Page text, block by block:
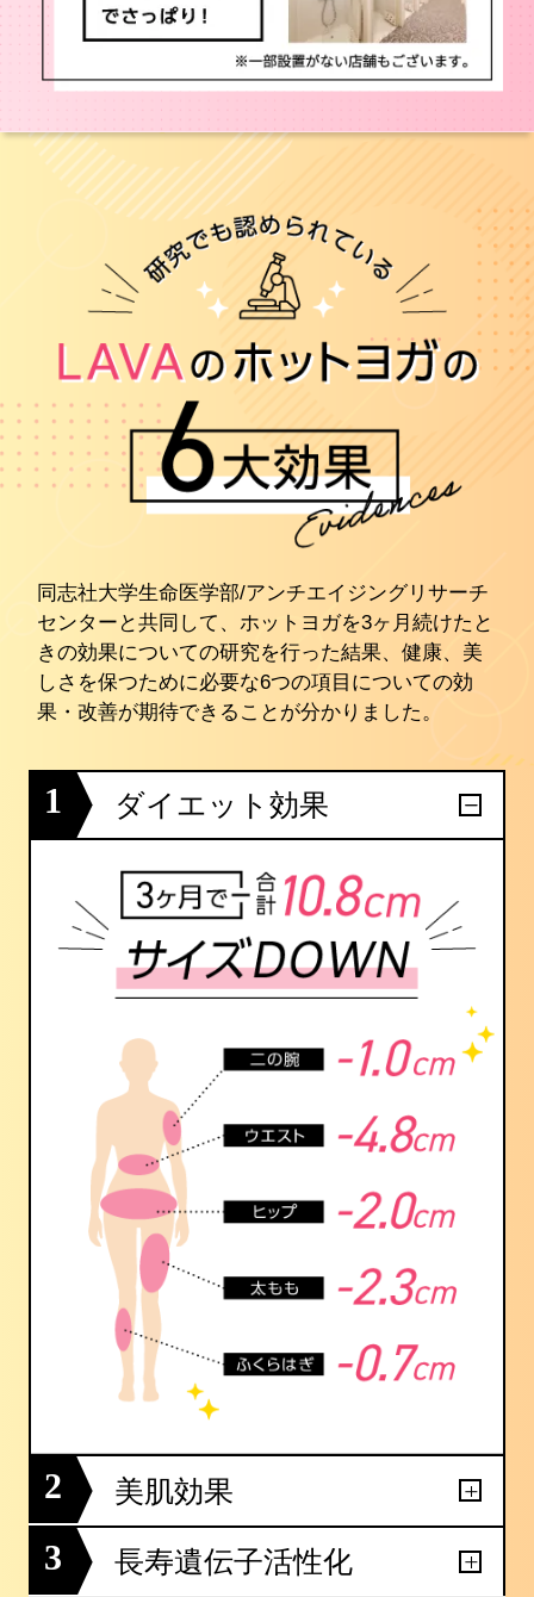
同志社大学生命医学部/アンチエイジングリサーチ
センターと共同して、ホットヨガを3ヶ月続けたと
きの効果についての研究を行った結果、健康、美
しさを保つために必要な6つの項目についての効
果・改善が期待できることが分かりました。
1 ダイエット効果
2 美肌効果
3 長寿遺伝子活性化